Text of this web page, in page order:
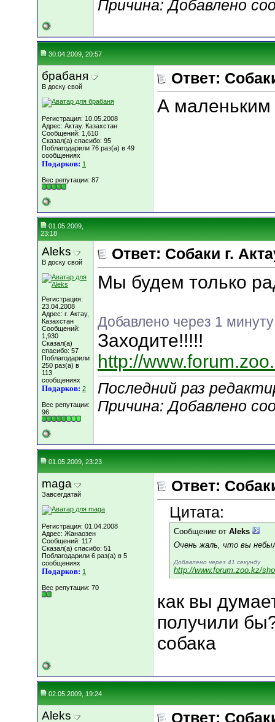
Причина: Добавлено
30.04.2009, 20:57
брабаня
В доску свой
Регистрация: 10.05.2008
Адрес: Актау. Казахстан
Сообщений: 1,610
Сказал(а) спасибо: 95
Поблагодарили 76 раз(а) в 49
сообщениях
Подарков: 1
Вес репутации: 87
Ответ:
А
01.05.2009,
23:18
Aleks
В доску свой
Регистрация:
23.04.2008
Адрес: г. Актау,
Казахстан
Сообщений:
1,930
Сказал(а)
спасибо: 57
Поблагодарили
250 раз(а) в
113
сообщениях
Подарков: 2
Вес репутации:
96
Ответ: Собаки г.
Мы будем только
Добавлено через 1 минуту
Заходите!!!!!
http://
Последний раз
Причина: Добавлено
01.05.2009, 23:23
maga
Завсегдатай
Регистрация: 01.04.2008
Адрес: Жанаозен
Сообщений: 117
Сказал(а) спасибо: 51
Поблагодарили 6 раз(а) в 5
сообщениях
Подарков: 1
Вес репутации: 70
Ответ:
Цитата:
Сообщение от Aleks
Очень жаль, что вы
Добавлено через 41 секунду
http://www.forum.zoo.kz/
как вы
получили
собака
02.05.2009, 19:24
Aleks
Ответ: